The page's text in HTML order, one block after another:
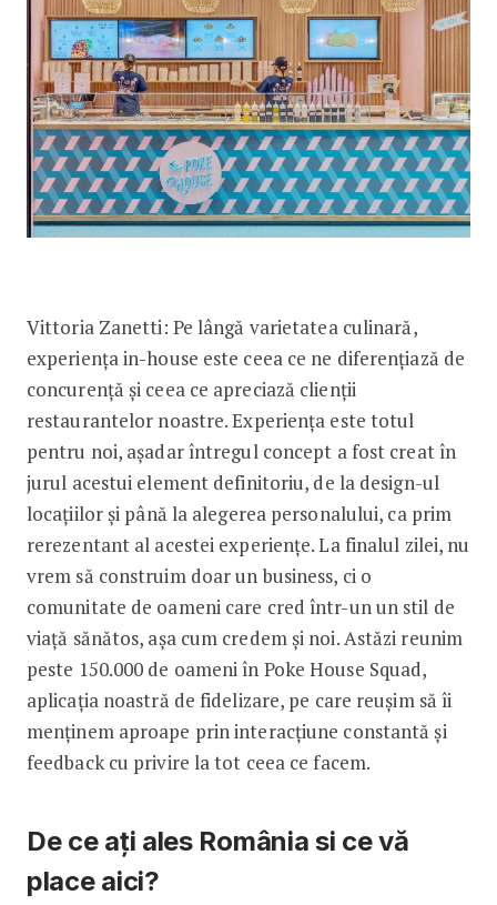
Vittoria Zanetti: Pe lângă varietatea culinară,
experiența in-house este ceea ce ne diferențiază de
concurență și ceea ce apreciază clienții
restaurantelor noastre. Experiența este totul
pentru noi, așadar întregul concept a fost creat în
jurul acestui element definitoriu, de la design-ul
locațiilor și până la alegerea personalului, ca prim
rerezentant al acestei experiențe. La finalul zilei, nu
vrem să construim doar un business, ci o
comunitate de oameni care cred într-un un stil de
viață sănătos, așa cum credem și noi. Astăzi reunim
peste 150.000 de oameni în Poke House Squad,
aplicația noastră de fidelizare, pe care reușim să îi
menținem aproape prin interacțiune constantă și
feedback cu privire la tot ceea ce facem.
De ce ați ales România si ce vă
place aici?